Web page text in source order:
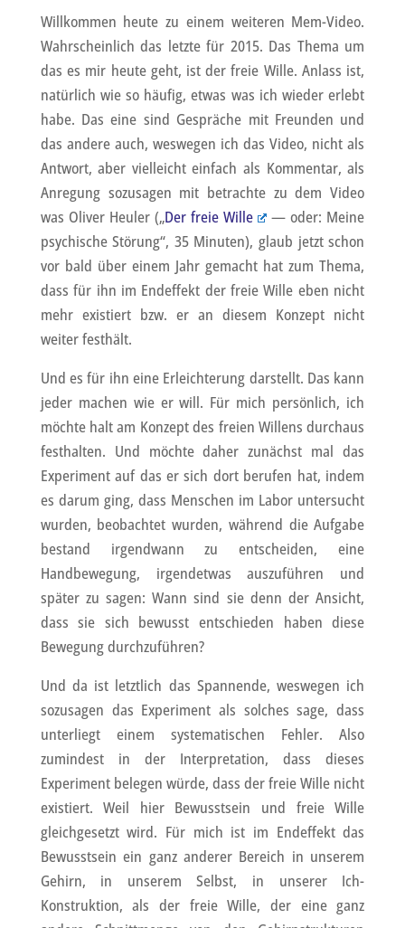
Willkommen heute zu einem weiteren Mem-Video.
Wahrscheinlich das letzte für 2015. Das Thema um
das es mir heute geht, ist der freie Wille. Anlass ist,
natürlich wie so häufig, etwas was ich wieder erlebt
habe. Das eine sind Gespräche mit Freunden und
das andere auch, weswegen ich das Video, nicht als
Antwort, aber vielleicht einfach als Kommentar, als
Anregung sozusagen mit betrachte zu dem Video
was Oliver Heuler („Der freie Wille
— oder: Meine
psychische Störung“, 35 Minuten), glaub jetzt schon
vor bald über einem Jahr gemacht hat zum Thema,
dass für ihn im Endeffekt der freie Wille eben nicht
mehr existiert bzw. er an diesem Konzept nicht
weiter festhält.
Und es für ihn eine Erleichterung darstellt. Das kann
jeder machen wie er will. Für mich persönlich, ich
möchte halt am Konzept des freien Willens durchaus
festhalten. Und möchte daher zunächst mal das
Experiment auf das er sich dort berufen hat, indem
es darum ging, dass Menschen im Labor untersucht
wurden, beobachtet wurden, während die Aufgabe
bestand irgendwann zu entscheiden, eine
Handbewegung, irgendetwas auszuführen und
später zu sagen: Wann sind sie denn der Ansicht,
dass sie sich bewusst entschieden haben diese
Bewegung durchzuführen?
Und da ist letztlich das Spannende, weswegen ich
sozusagen das Experiment als solches sage, dass
unterliegt einem systematischen Fehler. Also
zumindest in der Interpretation, dass dieses
Experiment belegen würde, dass der freie Wille nicht
existiert. Weil hier Bewusstsein und freie Wille
gleichgesetzt wird. Für mich ist im Endeffekt das
Bewusstsein ein ganz anderer Bereich in unserem
Gehirn, in unserem Selbst, in unserer Ich-
Konstruktion, als der freie Wille, der eine ganz